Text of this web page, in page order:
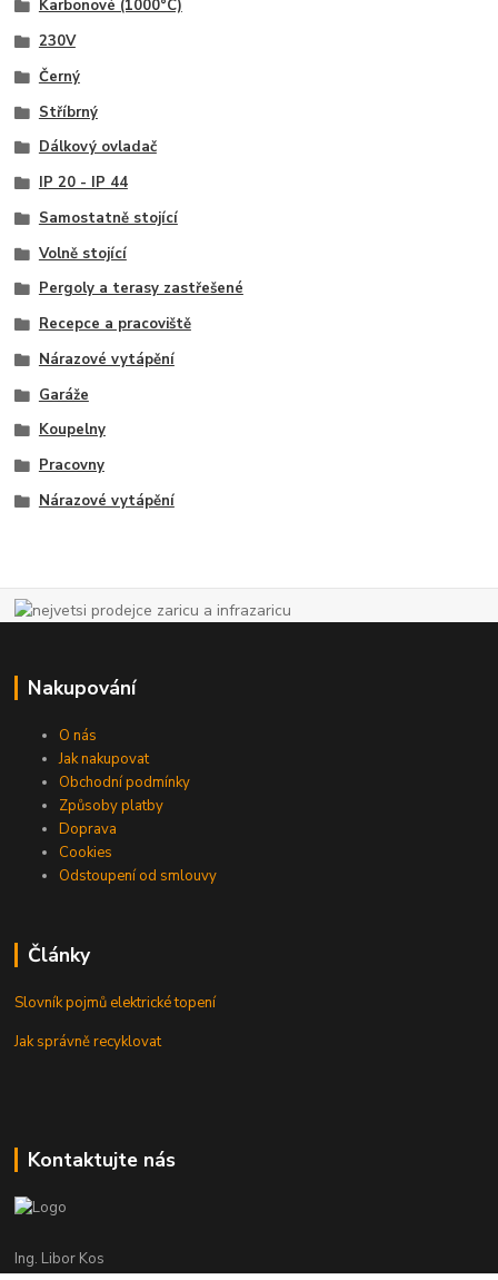
Karbonové (1000°C)
230V
Černý
Stříbrný
Dálkový ovladač
IP 20 - IP 44
Samostatně stojící
Volně stojící
Pergoly a terasy zastřešené
Recepce a pracoviště
Nárazové vytápění
Garáže
Koupelny
Pracovny
Nárazové vytápění
Nakupování
O nás
Jak nakupovat
Obchodní podmínky
Způsoby platby
Doprava
Cookies
Odstoupení od smlouvy
Články
Slovník pojmů elektrické topení
Jak správně recyklovat
Kontaktujte nás
Ing. Libor Kos